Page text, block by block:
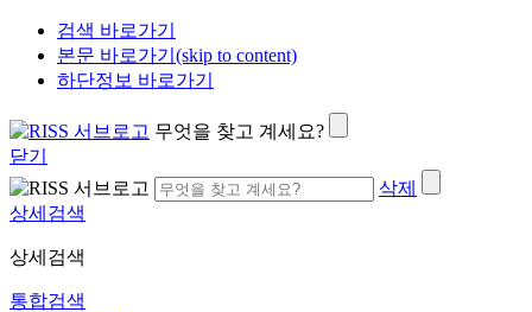
검색 바로가기
본문 바로가기(skip to content)
하단정보 바로가기
무엇을 찾고 계세요?
닫기
삭제
상세검색
상세검색
통합검색